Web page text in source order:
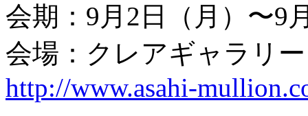
会期：9月2日（月）〜9
会場：クレアギャラリ
http://www.asahi-